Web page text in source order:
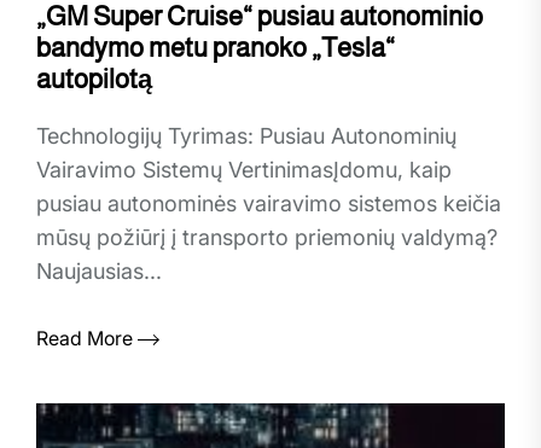
„GM Super Cruise“ pusiau autonominio
bandymo metu pranoko „Tesla“
autopilotą
Technologijų Tyrimas: Pusiau Autonominių
Vairavimo Sistemų VertinimasĮdomu, kaip
pusiau autonominės vairavimo sistemos keičia
mūsų požiūrį į transporto priemonių valdymą?
Naujausias...
Read More